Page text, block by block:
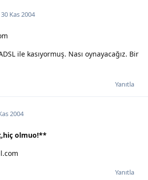
30 Kas 2004
ile kasıyormuş. Nası oynayacağız. Bir
Yanıtla
2004
olmuo!**
Yanıtla